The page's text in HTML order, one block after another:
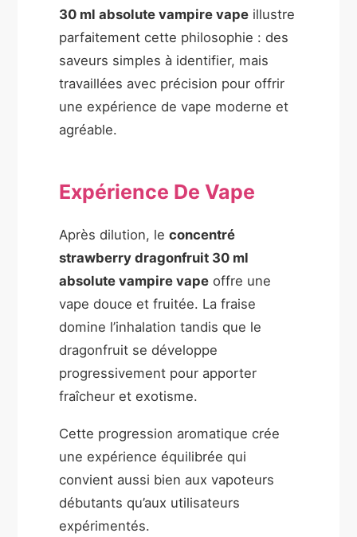
30 ml absolute vampire vape illustre
parfaitement cette philosophie : des
saveurs simples à identifier, mais
travaillées avec précision pour offrir
une expérience de vape moderne et
agréable.
Expérience De Vape
Après dilution, leconcentré
strawberry dragonfruit 30 ml
absolute vampire vape offre une
vape douce et fruitée. La fraise
domine l’inhalation tandis que le
dragonfruit se développe
progressivement pour apporter
fraîcheur et exotisme.
Cette progression aromatique crée
une expérience équilibrée qui
convient aussi bien aux vapoteurs
débutants qu’aux utilisateurs
expérimentés.